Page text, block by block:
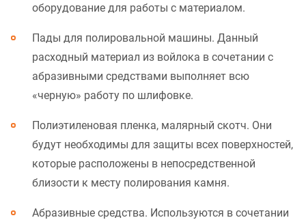
оборудование для работы с материалом.
Пады для полировальной машины. Данный
расходный материал из войлока в сочетании с
абразивными средствами выполняет всю
«черную» работу по шлифовке.
Полиэтиленовая пленка, малярный скотч. Они
будут необходимы для защиты всех поверхностей,
которые расположены в непосредственной
близости к месту полирования камня.
Абразивные средства. Используются в сочетании